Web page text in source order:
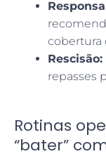
cobertura
Rescisão:
repasses
Rotinas
“bater”